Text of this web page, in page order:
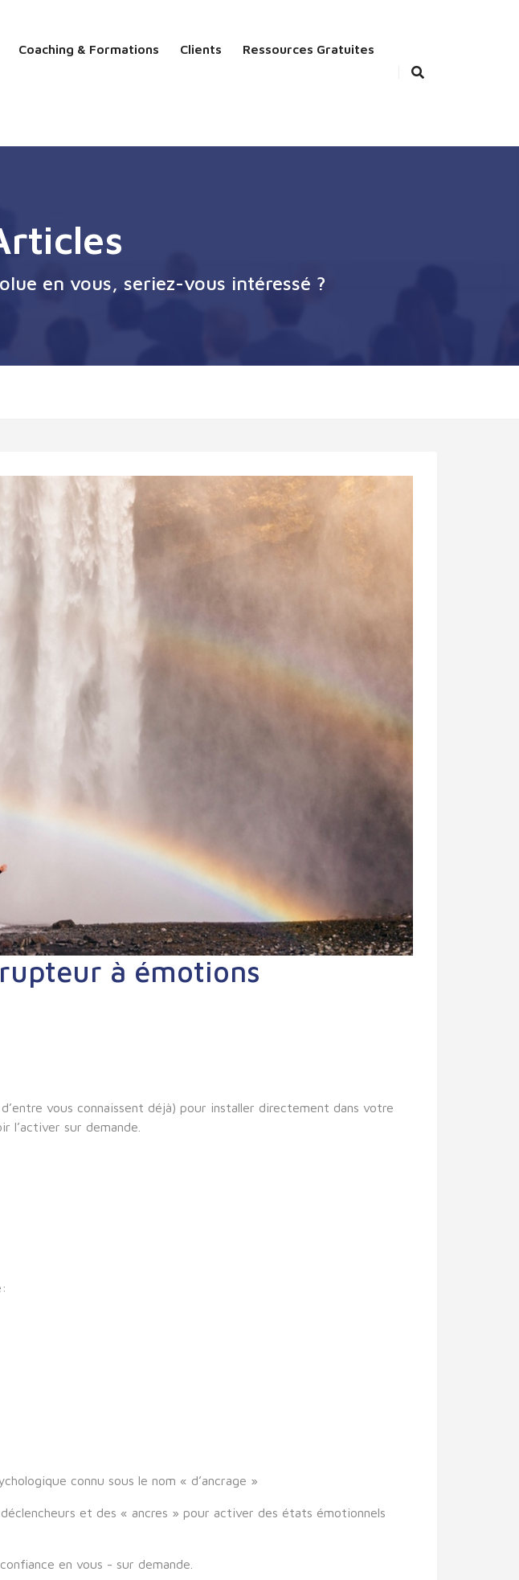
Coaching & Formations Clients Ressources Gratuites
en vous, seriez-vous intéressé ?
à émotions
vous connaissent déjà) pour installer directement dans votre
l’activer sur demande.
connu sous le nom « d’ancrage »
et des « ancres » pour activer des états émotionnels
en vous - sur demande.